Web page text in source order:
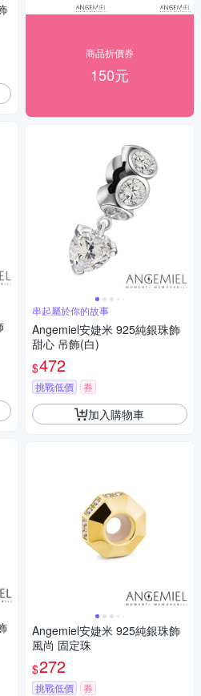
商品折價券
150元
串起屬於你的故事
Angemiel安婕米 925純銀珠飾
甜心 吊飾(白)
$472
挑戰低價 券
加入購物車
Angemiel安婕米 925純銀珠飾
風尚 固定珠
$272
挑戰低價 券